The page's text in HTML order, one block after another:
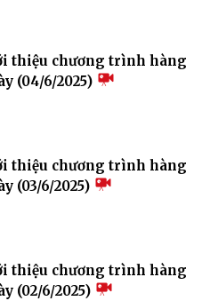
thiệu chương trình hàng
(04/6/2025)
thiệu chương trình hàng
(03/6/2025)
thiệu chương trình hàng
(02/6/2025)